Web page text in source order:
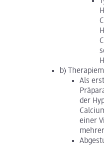
b)
Als
der
einer